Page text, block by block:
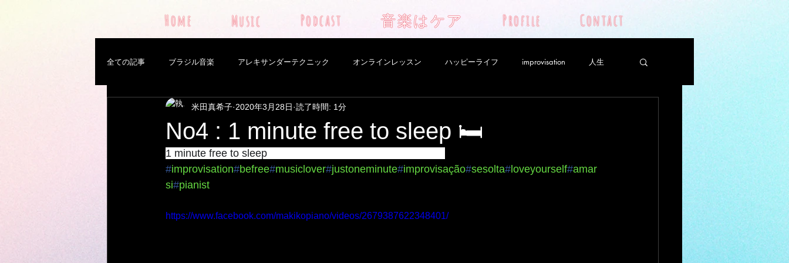
Home Music Podcast 音楽はケア Profile Contact
全ての記事 ブラジル音楽 アレキサンダーテクニック オンラインレッスン ハッピーライフ improvisation 人生
猫 鍵盤ハーモニカ choro aula piano lesson
Pixinguinha Trip woman musician
No4 : 1 minute free to sleep 🛏
米田真希子 2020年3月28日 読了時間: 1分
1 minute free to sleep
#improvisation#befree#musiclover#justoneminute#improvisação#sesolta# loveyourself#amar
si#pianist
https://www.facebook.com/makikopiano/videos/2679387622348401/